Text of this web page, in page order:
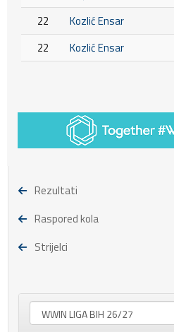
22
Kozlić Ensar
22
Kozlić Ensar
Rezultati
Raspored kola
Strijelci